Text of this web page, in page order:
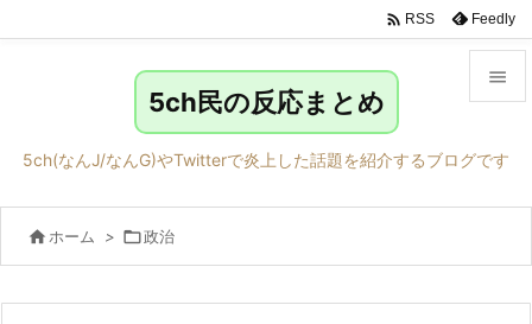

メニュ
サイド

 RSS Feedly
5ch民の反応まとめ
5ch(なんJ/なんG)やTwitterで炎上した話題を紹介するブログです
 ホーム > 政治